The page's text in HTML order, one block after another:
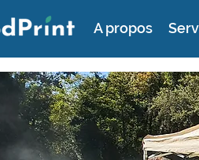
A propos